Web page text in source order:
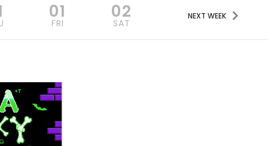
01
FRI
02
SAT
NEXT WEEK